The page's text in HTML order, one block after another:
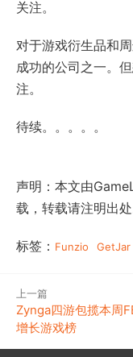
关注。
对于游戏衍生品和
成功的公司之一。
注。
待续。。。。。
声明：本文由
载，转载请注明出处
标签： Funzio GetJar
上一篇
Zynga四游包揽本周
增长游戏榜